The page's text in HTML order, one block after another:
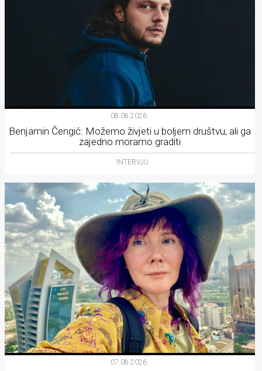
08.08.2026.
Benjamin Čengić: Možemo živjeti u boljem društvu, ali ga
zajedno moramo graditi
INTERVJU
07.08.2026.